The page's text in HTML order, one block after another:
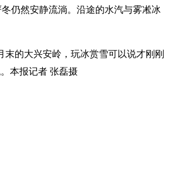
仍然安静流淌。沿途的水汽与雾凇冰
的大兴安岭，玩冰赏雪可以说才刚刚
本报记者 张磊摄